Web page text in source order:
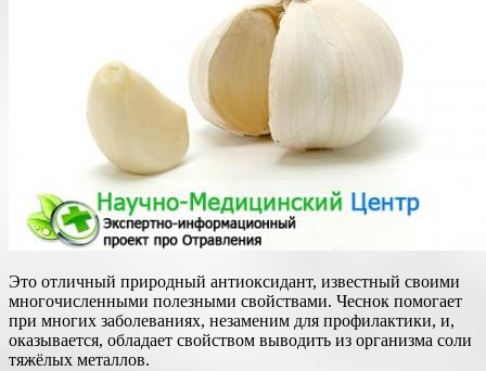
Это отличный природный антиоксидант, известный своими
многочисленными полезными свойствами. Чеснок помогает
при многих заболеваниях, незаменим для профилактики, и,
оказывается, обладает свойством выводить из организма соли
тяжёлых металлов.